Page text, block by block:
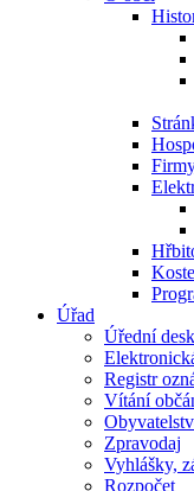
Úřad
Úřední
Registr
Vítání
Zpravodaj
Vyhlášky,
Rozpočet